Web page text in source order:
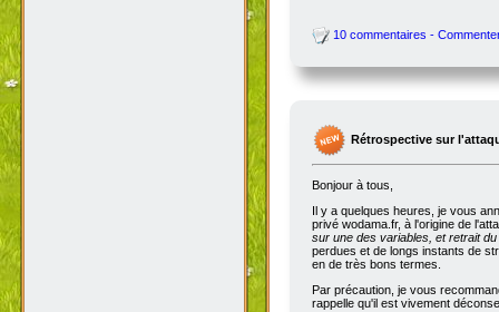
10 commentaires -
Rétrospective sur
Bonjour à tous,
Il y a quelques heures, je vous
privé wodama.fr, à l'origine de
sur une des variables, et retrait
perdues et de longs instants de
en de très bons termes.
Par précaution, je vous
rappelle qu'il est vivement